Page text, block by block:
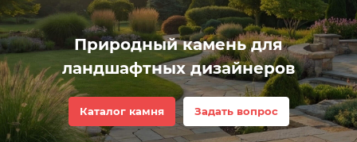
Природный камень для
ландшафтных дизайнеров
Каталог камня Задать вопрос